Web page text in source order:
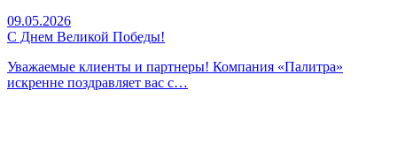
09.05.2026
С Днем Великой Победы!
Уважаемые клиенты и партнеры! Компания «Палитра»
искренне поздравляет вас с…